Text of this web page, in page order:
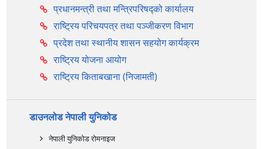
प्रधानमन्त्री तथा मन्त्रिपरिषद्को कार्यालय
राष्ट्रिय परिचयपत्र तथा पञ्‍जीकरण विभाग
प्रदेश तथा स्थानीय शासन सहयोग कार्यक्रम
राष्ट्रिय योजना आयोग
राष्ट्रिय किताबखाना (निजामती)
डाउनलोड नेपाली युनिकोड
नेपाली युनिकोड रोमनाइज